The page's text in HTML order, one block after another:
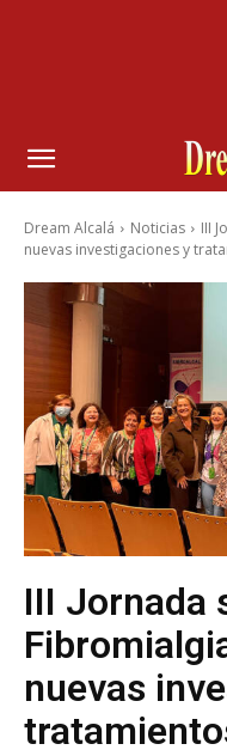
Dream Alcalá Noticias
III
nuevas investigaciones y
III Jornada
nuevas